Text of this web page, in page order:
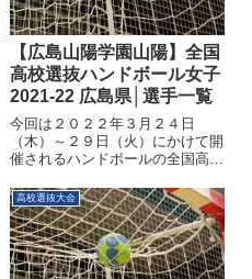
【広島山陽学園山陽】全国
高校選抜ハンドボール女子
2021-22 広島県│選手一覧
今回は２０２２年３月２４日
（木）～２９日（火）にかけて開
催されるハンドボールの全国高校
各地区の代表校が日本一を目指し
熱い戦いを繰り広げます、今後の
インターハイや国体に向けての勢
力図に関わる非常に重要な大会に
なり...
高校選抜大会